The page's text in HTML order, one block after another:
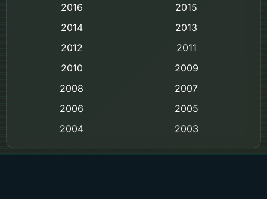
2016
2015
2014
2013
2012
2011
2010
2009
2008
2007
2006
2005
2004
2003
2002
2000